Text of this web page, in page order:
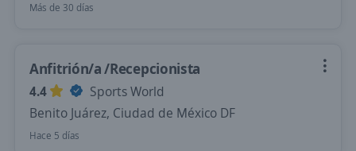
Más de 30 días
Anfitrión/a /Recepcionista
4.4
Sports World
Benito Juárez, Ciudad de México DF
Hace 5 días